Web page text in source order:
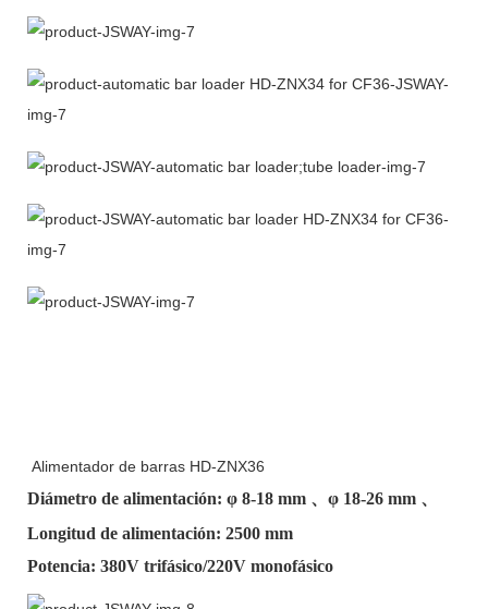
Alimentador de barras HD-ZNX36
Diámetro de alimentación: φ 8-18 mm 、φ 18-26 mm 、
Longitud de alimentación: 2500 mm
Potencia: 380V trifásico/220V monofásico